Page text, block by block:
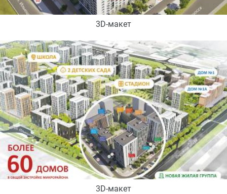
3D-макет
3D-макет